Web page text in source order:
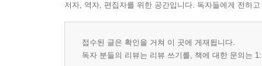
저자, 역자, 편집자를 위한 공간입니다. 독자들에게 전하
접수된 글은 확인을 거쳐 이 곳에 게재됩니다.
독자 분들의 리뷰는 리뷰 쓰기를, 책에 대한 문의는